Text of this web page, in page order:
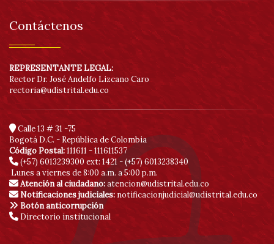
Contáctenos
REPRESENTANTE LEGAL:
Rector Dr. José Andelfo Lizcano Caro
rectoria@udistrital.edu.co
Calle 13 # 31 -75
Bogotá D.C. - República de Colombia
Código Postal:111611 - 111611537
(+57) 6013239300 ext: 1421 - (+57) 6013238340
Lunes a viernes de 8:00 a.m. a 5:00 p.m.
Atención al ciudadano:atencion@udistrital.edu.co
Notificaciones judiciales: notificacionjudicial@udistrital.edu.co
Botón anticorrupción
Directorio institucional